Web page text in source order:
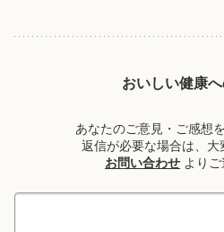
おいしい健康
あなたのご意見・ご感想
返信が必要な場合は、
お問い合わせ より